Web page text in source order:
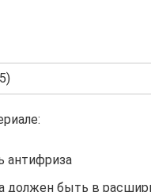
антифриза
должен быть в